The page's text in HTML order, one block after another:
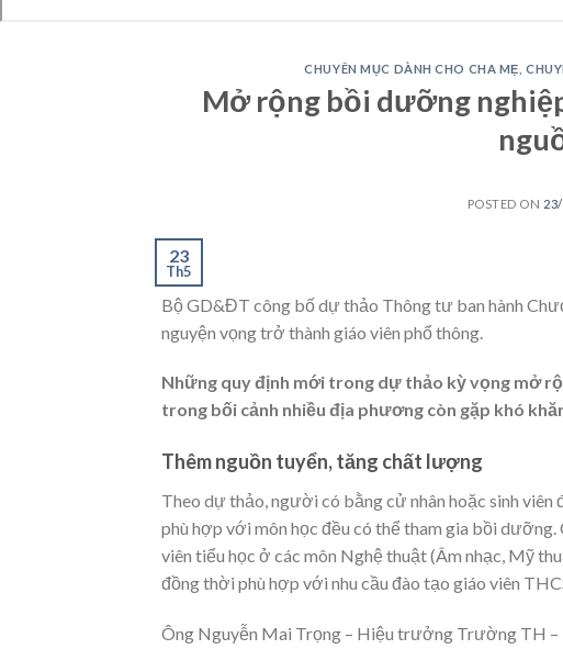
CHUYÊN MỤC DÀNH CHO CHA MẸ ,
Mở rộng bồi dưỡng
POSTED ON
23
Th5
Bộ GD&ĐT công bố dự thảo Thông tư ban hành
nguyện vọng trở thành giáo viên phổ thông.
Những quy định mới trong dự thảo kỳ vọng mở
trong bối cảnh nhiều địa phương còn gặp khó
Thêm nguồn tuyển, tăng chất lượng
Theo dự thảo, người có bằng cử nhân hoặc sinh viên
phù hợp với môn học đều có thể tham gia bồi
viên tiểu học ở các môn Nghệ thuật (Âm nhạc, Mỹ
đồng thời phù hợp với nhu cầu đào tạo giáo viên
Ông Nguyễn Mai Trọng – Hiệu trưởng Trường TH –